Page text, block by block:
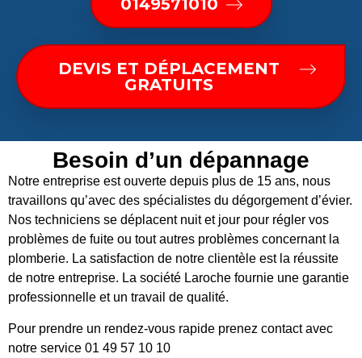
0149571010
DEVIS ET DÉPLACEMENT
GRATUITS
Besoin d’un dépannage
Notre entreprise est ouverte depuis plus de 15 ans, nous
travaillons qu’avec des spécialistes du dégorgement d’évier.
Nos techniciens se déplacent nuit et jour pour régler vos
problèmes de fuite ou tout autres problèmes concernant la
plomberie. La satisfaction de notre clientèle est la réussite
de notre entreprise. La société Laroche fournie une garantie
professionnelle et un travail de qualité.
Pour prendre un rendez-vous rapide prenez contact avec
notre service 01 49 57 10 10